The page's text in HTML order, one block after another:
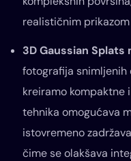
realističnim
3D Gaussian Splats
fotografija snimljenih
kreiramo kompaktne
tehnika omogućava
istovremeno
čime se olakšava